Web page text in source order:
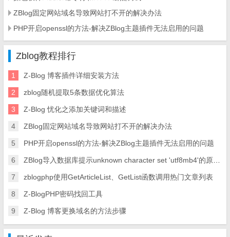
ZBlog固定网站域名导致网站打不开的解决办法
PHP开启openssl的方法-解决ZBlog主题插件无法启用的问题
Zblog教程排行
1 Z-Blog 博客插件详细安装方法
2 zblog随机提取5条数据优化算法
3 Z-Blog 忧化之添加关键词和描述
4 ZBlog固定网站域名导致网站打不开的解决办法
5 PHP开启openssl的方法-解决ZBlog主题插件无法启用的问题
6 ZBlog导入数据库提示unknown character set 'utf8mb4'的原因及解决方案
7 zblogphp使用GetArticleList、GetList函数调用热门文章列表
8 Z-BlogPHP密码找回工具
9 Z-Blog 博客更换域名的方法步骤